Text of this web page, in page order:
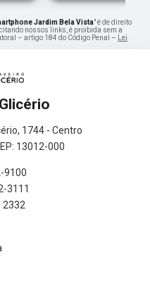
Jardim Bela Vista" é de direito
nossos links, é proibida sem a
– artigo 184 do Código Penal –
Lei
1744 - Centro
13012-000
9100
3111
2332